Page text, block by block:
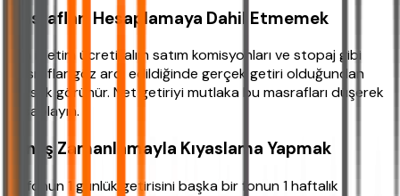
Masrafları Hesaplamaya Dahil Etmemek
Fon işletim ücreti, alım satım komisyonları ve stopaj gibi
masraflar göz ardı edildiğinde gerçek getiri olduğundan
yüksek görünür. Net getiriyi mutlaka bu masrafları düşerek
hesaplayın.
Yanlış Zamanlamayla Kıyaslama Yapmak
Bir fonun 1 günlük getirisini başka bir fonun 1 haftalık